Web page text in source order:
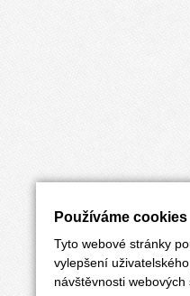
Používáme cookies
Tyto webové stránky
vylepšení
návštěvnosti